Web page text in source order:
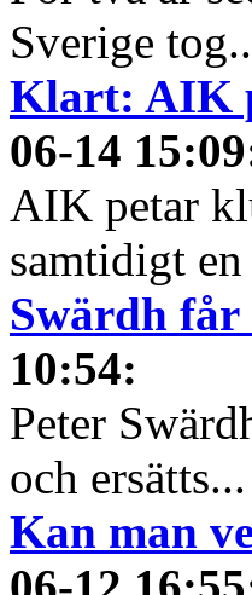
Sverige
Klart: AIK
06-14 15:09
AIK petar
samtidigt en
Swärdh
10:54:
Peter
och ersätts...
Kan man